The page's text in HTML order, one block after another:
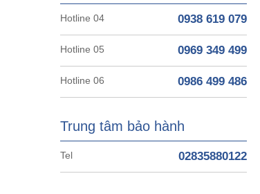
Hotline 04 0938 619 079
Hotline 05 0969 349 499
Hotline 06 0986 499 486
Trung tâm bảo hành
Tel 02835880122